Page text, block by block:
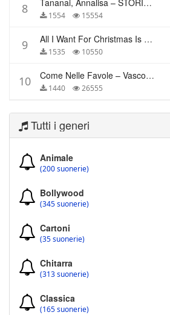
8 Tananai, Annalisa – STORIE BREVI
1554 15554
9 All I Want For Christmas Is You – Mariah Carey
1535 10550
10 Come Nelle Favole – Vasco Rossi
1440 26555
Tutti i generi
Animale
(200 suonerie)
Bollywood
(345 suonerie)
Cartoni
(35 suonerie)
Chitarra
(313 suonerie)
Classica
(165 suonerie)